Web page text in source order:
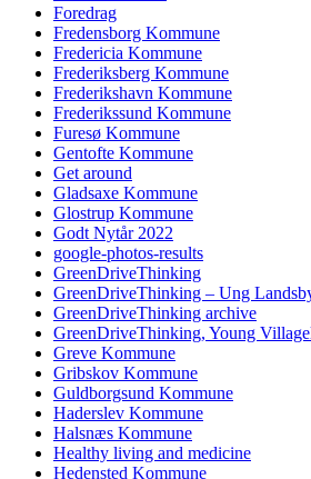
Foredrag
Fredensborg Kommune
Fredericia Kommune
Frederiksberg Kommune
Frederikshavn Kommune
Frederikssund Kommune
Furesø Kommune
Gentofte Kommune
Get around
Gladsaxe Kommune
Glostrup Kommune
Godt Nytår 2022
google-photos-results
GreenDriveThinking
GreenDriveThinking – Ung
GreenDriveThinking archive
GreenDriveThinking, Young
Greve Kommune
Gribskov Kommune
Guldborgsund Kommune
Haderslev Kommune
Halsnæs Kommune
Healthy living and medicine
Hedensted Kommune